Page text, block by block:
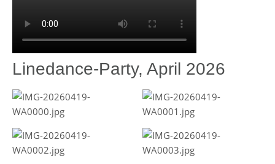
Linedance-Party, April 2026